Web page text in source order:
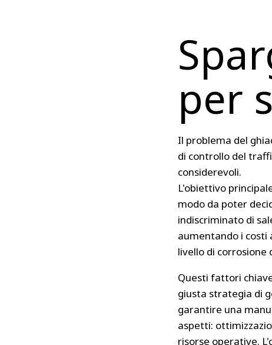
per
Il problema del
di controllo del
considerevoli.
L'obiettivo
modo da poter
indiscriminato di
aumentando i
livello di corrosione
Questi fattori
giusta strategia di
garantire una
aspetti:
risorse operative.